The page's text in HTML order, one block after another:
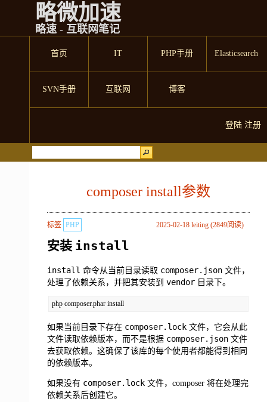
略微加速
略速 - 互联网笔记
首页 IT PHP手册 Elasticsearch
SVN手册 互联网 博客
登陆 注册
composer install参数
2025-02-18 leiting (2849阅读)
标签 PHP
安装 install
install 命令从当前目录读取 composer.json文件，
处理了依赖关系，并把其安装到 vendor目录下。
php composer.phar install
如果当前目录下存在 composer.lock文件，它会从此
文件读取依赖版本，而不是根据 composer.json文件
去获取依赖。这确保了该库的每个使用者都能得到相同
的依赖版本。
如果没有 composer.lock文件，composer 将在处理完
依赖关系后创建它。